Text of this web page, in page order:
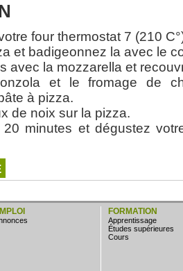
four thermostat 7 (210
et badigeonnez la avec le
avec la mozzarella et
et le fromage de
à pizza.
de noix sur la pizza.
minutes et dégustez
FORMATION
apprentissage
études supérieures
cours